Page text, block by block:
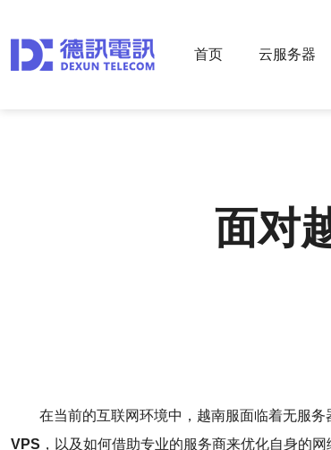
首页 云服务器
面对
在当前的互联网环境中，越南服面临着无服
VPS ，以及如何借助专业的服务商来优化自身的